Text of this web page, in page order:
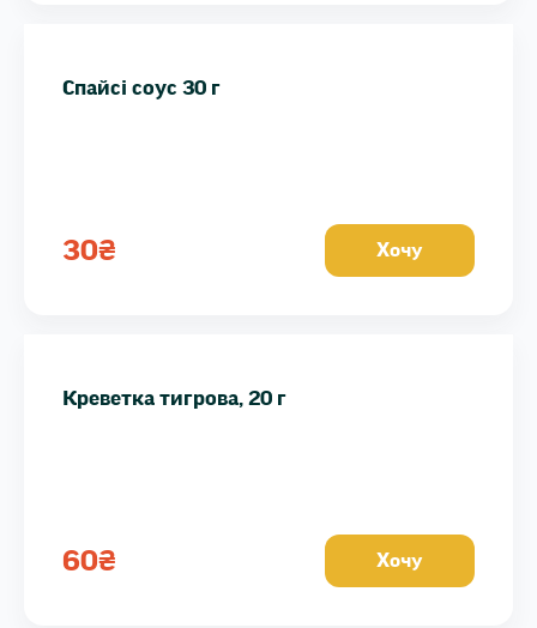
Спайсі соус 30 г
30₴ Хочу
Креветка тигрова, 20 г
60₴ Хочу